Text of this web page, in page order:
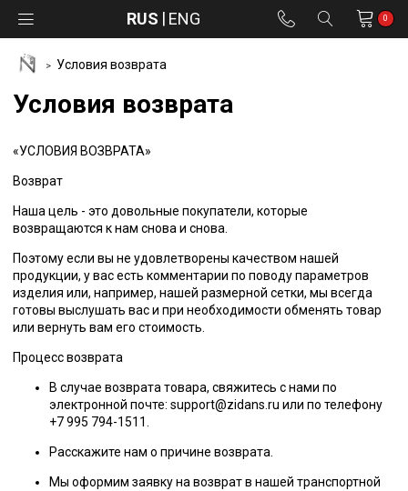
RUS ENG 0
Условия возврата
Условия возврата
«УСЛОВИЯ ВОЗВРАТА»
Возврат
Наша цель - это довольные покупатели, которые
возвращаются к нам снова и снова.
Поэтому если вы не удовлетворены качеством нашей
продукции, у вас есть комментарии по поводу параметров
изделия или, например, нашей размерной сетки, мы всегда
готовы выслушать вас и при необходимости обменять товар
или вернуть вам его стоимость.
Процесс возврата
В случае возврата товара, свяжитесь с нами по
электронной почте: support@zidans.ru или по телефону
+7 995 794-1511.
Расскажите нам о причине возврата.
Мы оформим заявку на возврат в нашей транспортной